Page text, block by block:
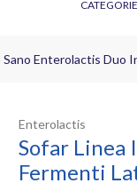
CATEGORIE
Enterolactis Duo
Enterolactis
Sofar Linea
Fermenti